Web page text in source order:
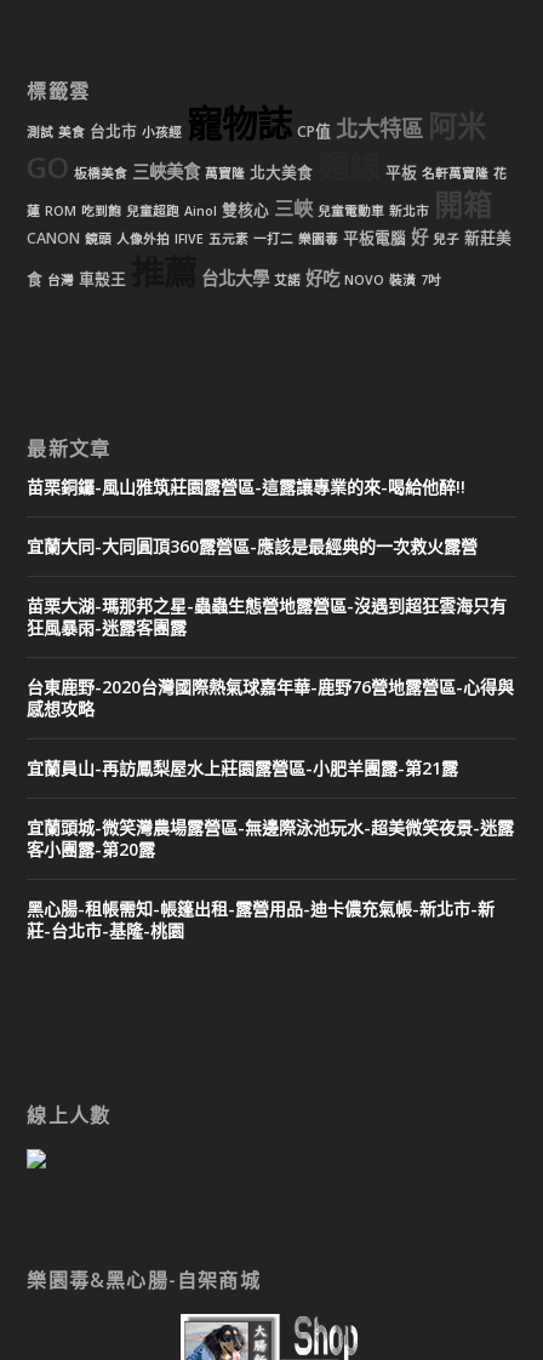
標籤雲
測試 美食 台北市 小孩經 寵物誌 CP值 北大特區 阿米
GO 板橋美食 三峽美食 萬寶隆 北大美食 平板 名軒萬寶隆 花
蓮 ROM 吃到飽 兒童超跑 Ainol 雙核心 三峽 兒童電動車 新北市 開箱
CANON 鏡頭 人像外拍 IFIVE 五元素 一打二 樂園毒 平板電腦 好 兒子 新莊美
食 台灣 車殼王 台北大學 艾諾 好吃 NOVO 裝潢 7吋
最新文章
苗栗銅鑼-風山雅筑莊園露營區-這露讓專業的來-喝給他醉!!
宜蘭大同-大同圓頂360露營區-應該是最經典的一次救火露營
苗栗大湖-瑪那邦之星-蟲蟲生態營地露營區-沒遇到超狂雲海只有
狂風暴雨-迷露客團露
台東鹿野-2020台灣國際熱氣球嘉年華-鹿野76營地露營區-心得與
感想攻略
宜蘭員山-再訪鳳梨屋水上莊園露營區-小肥羊團露-第21露
宜蘭頭城-微笑灣農場露營區-無邊際泳池玩水-超美微笑夜景-迷露
客小團露-第20露
黑心腸-租帳需知-帳篷出租-露營用品-迪卡儂充氣帳-新北市-新
莊-台北市-基隆-桃園
線上人數
樂園毒&黑心腸-自架商城